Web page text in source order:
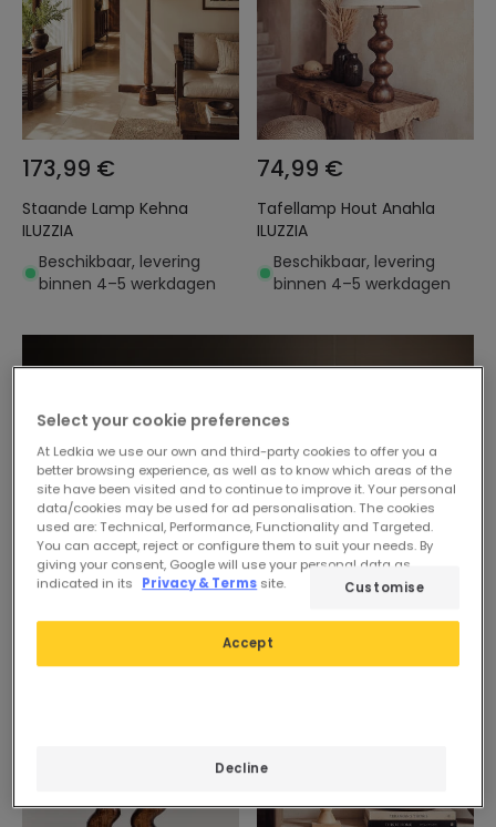
173,99 €
Staande Lamp Kehna
ILUZZIA
Beschikbaar, levering
binnen 4–5 werkdagen
74,99 €
Tafellamp Hout Anahla
ILUZZIA
Beschikbaar, levering
binnen 4–5 werkdagen
Select your cookie preferences
At Ledkia we use our own and third-party cookies to offer you a
better browsing experience, as well as to know which areas of the
site have been visited and to continue to improve it. Your personal
data/cookies may be used for ad personalisation. The cookies
used are: Technical, Performance, Functionality and Targeted.
You can accept, reject or configure them to suit your needs. By
giving your consent, Google will use your personal data as
indicated in its
Privacy & Terms site.
Decline
Accept
Customise